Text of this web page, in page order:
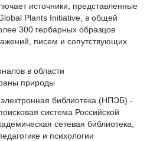
источники, представленные
Plants Initiative, в общей
300 гербарных образцов
писем и сопутствующих
в области
природы
электронная библиотека (НПЭБ) -
система Российской
сетевая библиотека,
и психологии